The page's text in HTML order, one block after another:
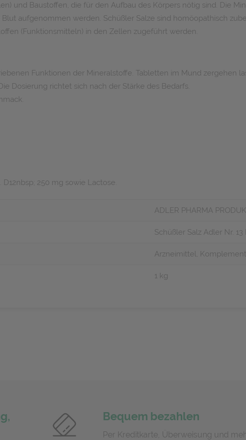
und Baustoffen, die für den Aufbau des Körpers nötig sind. Die
aufgenommen werden. Schüßler Salze sind homöopathisch
(Funktionsmitteln) in den Zellen zugeführt werden.
Funktionen der Mineralstoffe. Tabletten im Mund zergehen
Dosierung richtet sich nach der Stärke des Bedarfs.
250 mg sowie Lactose.
ADLER PHARMA
Schüßler Salz Adler Nr. 13
Arzneimittel,
1 kg
Bequem bezahlen
Per Kreditkarte, Überweisung und